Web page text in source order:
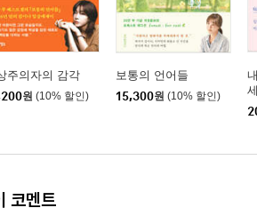
안감에 빠진 나를 구원하려면
로 치우치지 않는 사람
나대다 : 사람을 주저앉히는 말에 대해
: 나의 본모습이 혼란스러울 때
부딪히다 : 또 다른 가능성과 마주하는 순간
: 영감과 체력의 긴밀한 관계
주의자의 감각
원 (10% 할인)
보통의 언어들
15,300원 (10% 할인)
코멘트